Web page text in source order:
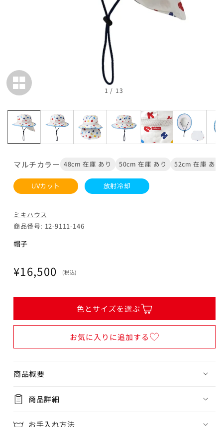
1 / 13
マルチカラー 48cm 在庫 あり 50cm 在庫 あり 52cm 在庫 あり
UVカット 放射冷却
ミキハウス
商品番号: 12-9111-146
帽子
通
¥16,500 (税込)
色とサイズを選ぶ
お気に入りに追加する
カートに追加
¥16,500
閉じる
商品概要
商品詳細
お手入れ方法